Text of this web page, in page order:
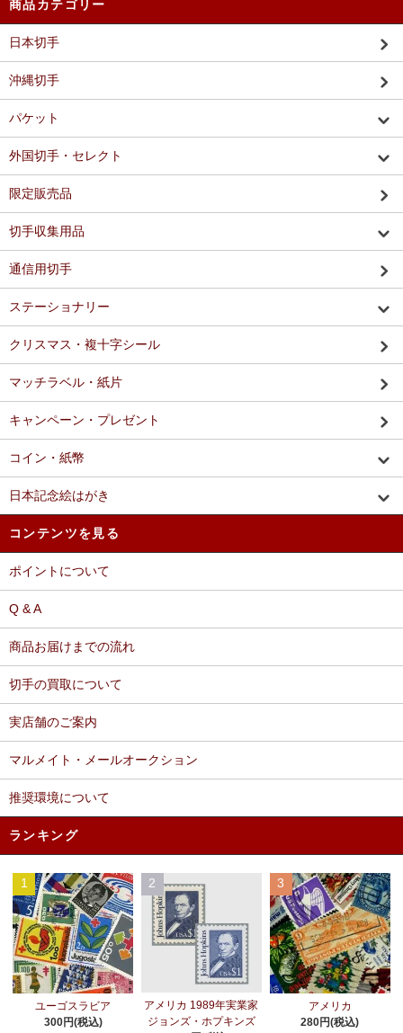
商品カテゴリー
日本切手
沖縄切手
パケット
外国切手・セレクト
限定販売品
切手収集用品
通信用切手
ステーショナリー
クリスマス・複十字シール
マッチラベル・紙片
キャンペーン・プレゼント
コイン・紙幣
日本記念絵はがき
コンテンツを見る
ポイントについて
Q & A
商品お届けまでの流れ
切手の買取について
実店舗のご案内
マルメイト・メールオークション
推奨環境について
ランキング
1
ユーゴスラビア
300円(税込)
2
アメリカ 1989年実業家
ジョンズ・ホプキンズ
3
アメリカ
280円(税込)